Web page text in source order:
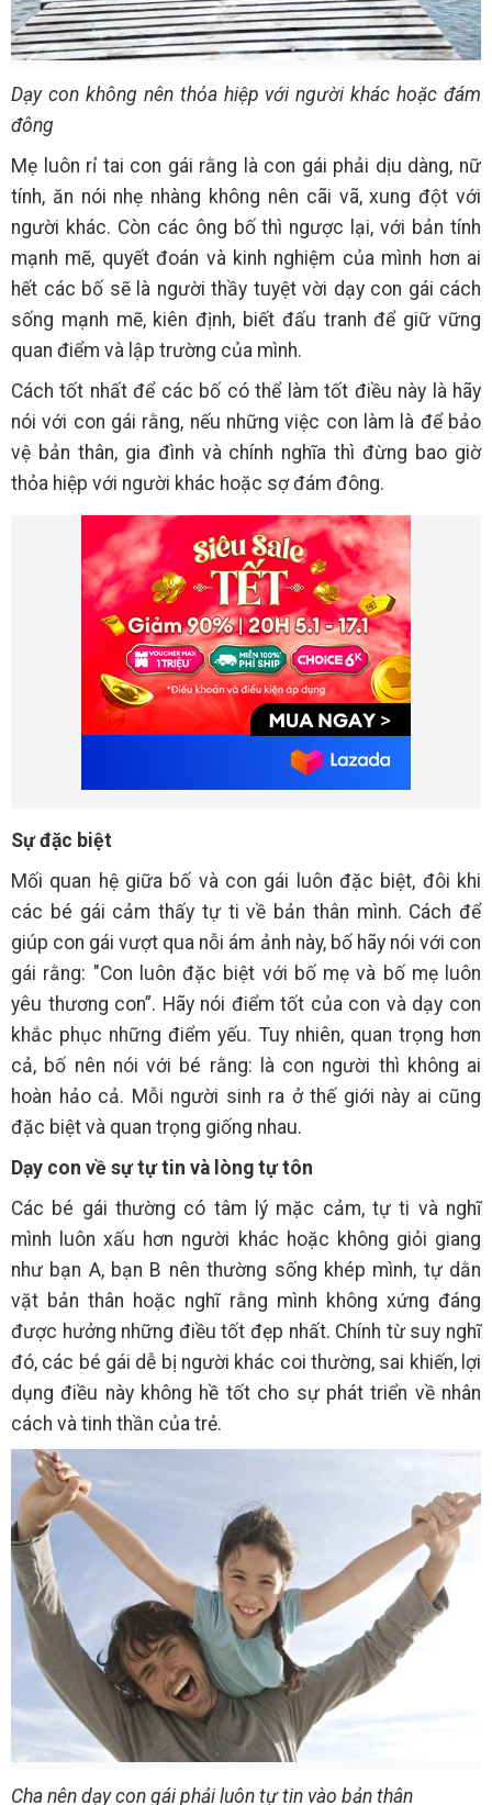
Dạy con không nên thỏa hiệp với người khác hoặc đám
đông
Mẹ luôn rỉ tai con gái rằng là con gái phải dịu dàng, nữ
tính, ăn nói nhẹ nhàng không nên cãi vã, xung đột với
người khác. Còn các ông bố thì ngược lại, với bản tính
mạnh mẽ, quyết đoán và kinh nghiệm của mình hơn ai
hết các bố sẽ là người thầy tuyệt vời dạy con gái cách
sống mạnh mẽ, kiên định, biết đấu tranh để giữ vững
quan điểm và lập trường của mình.
Cách tốt nhất để các bố có thể làm tốt điều này là hãy
nói với con gái rằng, nếu những việc con làm là để bảo
vệ bản thân, gia đình và chính nghĩa thì đừng bao giờ
thỏa hiệp với người khác hoặc sợ đám đông.
Sự đặc biệt
Mối quan hệ giữa bố và con gái luôn đặc biệt, đôi khi
các bé gái cảm thấy tự ti về bản thân mình. Cách để
giúp con gái vượt qua nỗi ám ảnh này, bố hãy nói với con
gái rằng: "Con luôn đặc biệt với bố mẹ và bố mẹ luôn
yêu thương con”. Hãy nói điểm tốt của con và dạy con
khắc phục những điểm yếu. Tuy nhiên, quan trọng hơn
cả, bố nên nói với bé rằng: là con người thì không ai
hoàn hảo cả. Mỗi người sinh ra ở thế giới này ai cũng
đặc biệt và quan trọng giống nhau.
Dạy con về sự tự tin và lòng tự tôn
Các bé gái thường có tâm lý mặc cảm, tự ti và nghĩ
mình luôn xấu hơn người khác hoặc không giỏi giang
như bạn A, bạn B nên thường sống khép mình, tự dằn
vặt bản thân hoặc nghĩ rằng mình không xứng đáng
được hưởng những điều tốt đẹp nhất. Chính từ suy nghĩ
đó, các bé gái dễ bị người khác coi thường, sai khiến, lợi
dụng điều này không hề tốt cho sự phát triển về nhân
cách và tinh thần của trẻ.
Cha nên dạy con gái phải luôn tự tin vào bản thân